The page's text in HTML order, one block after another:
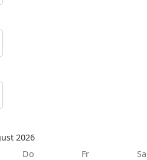
2026
Do Fr Sa